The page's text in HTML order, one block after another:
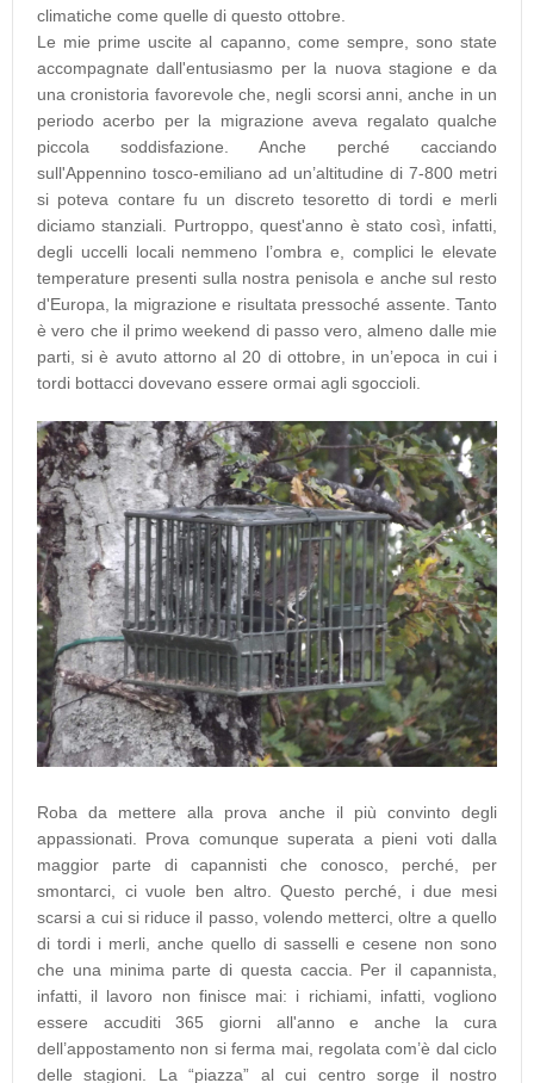
climatiche come quelle di questo ottobre.
Le mie prime uscite al capanno, come sempre, sono state
accompagnate dall'entusiasmo per la nuova stagione e da
una cronistoria favorevole che, negli scorsi anni, anche in un
periodo acerbo per la migrazione aveva regalato qualche
piccola soddisfazione. Anche perché cacciando
sull'Appennino tosco-emiliano ad un’altitudine di 7-800 metri
si poteva contare fu un discreto tesoretto di tordi e merli
diciamo stanziali. Purtroppo, quest'anno è stato così, infatti,
degli uccelli locali nemmeno l’ombra e, complici le elevate
temperature presenti sulla nostra penisola e anche sul resto
d'Europa, la migrazione e risultata pressoché assente. Tanto
è vero che il primo weekend di passo vero, almeno dalle mie
parti, si è avuto attorno al 20 di ottobre, in un’epoca in cui i
tordi bottacci dovevano essere ormai agli sgoccioli.
Roba da mettere alla prova anche il più convinto degli
appassionati. Prova comunque superata a pieni voti dalla
maggior parte di capannisti che conosco, perché, per
smontarci, ci vuole ben altro. Questo perché, i due mesi
scarsi a cui si riduce il passo, volendo metterci, oltre a quello
di tordi i merli, anche quello di sasselli e cesene non sono
che una minima parte di questa caccia. Per il capannista,
infatti, il lavoro non finisce mai: i richiami, infatti, vogliono
essere accuditi 365 giorni all'anno e anche la cura
dell’appostamento non si ferma mai, regolata com’è dal ciclo
delle stagioni. La “piazza” al cui centro sorge il nostro